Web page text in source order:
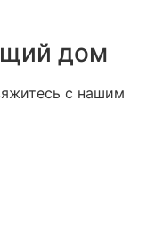
дом
с нашим